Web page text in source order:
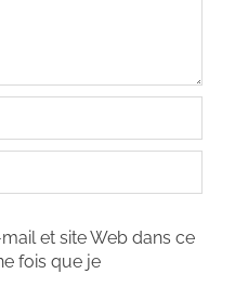
et site Web dans ce
fois que je